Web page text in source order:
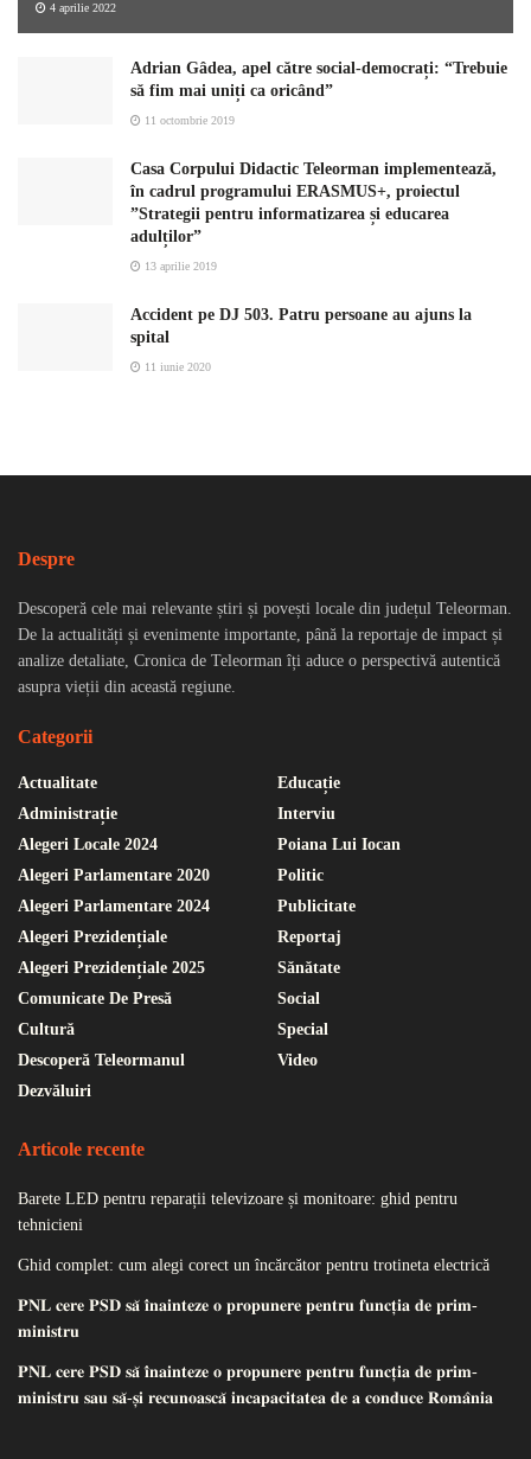
4 aprilie 2022
Adrian Gâdea, apel către social-democrați: “Trebuie
să fim mai uniți ca oricând”
11 octombrie 2019
Casa Corpului Didactic Teleorman implementează,
în cadrul programului ERASMUS+, proiectul
”Strategii pentru informatizarea și educarea
adulților”
13 aprilie 2019
Accident pe DJ 503. Patru persoane au ajuns la
spital
11 iunie 2020
Despre
Descoperă cele mai relevante știri și povești locale din județul Teleorman.
De la actualități și evenimente importante, până la reportaje de impact și
analize detaliate, Cronica de Teleorman îți aduce o perspectivă autentică
asupra vieții din această regiune.
Categorii
Actualitate
Administrație
Alegeri Locale 2024
Alegeri Parlamentare 2020
Alegeri Parlamentare 2024
Alegeri Prezidențiale
Alegeri Prezidențiale 2025
Comunicate De Presă
Cultură
Descoperă Teleormanul
Dezvăluiri
Educație
Interviu
Poiana Lui Iocan
Politic
Publicitate
Reportaj
Sănătate
Social
Special
Video
Articole recente
Barete LED pentru reparații televizoare și monitoare: ghid pentru
tehnicieni
Ghid complet: cum alegi corect un încărcător pentru trotineta electrică
𝐏𝐍𝐋 𝐜𝐞𝐫𝐞 𝐏𝐒𝐃 𝐬𝐚̆ 𝐢̂𝐧𝐚𝐢𝐧𝐭𝐞𝐳𝐞 𝐨 𝐩𝐫𝐨𝐩𝐮𝐧𝐞𝐫𝐞 𝐩𝐞𝐧𝐭𝐫𝐮 𝐟𝐮𝐧𝐜𝐭̦𝐢𝐚 𝐝𝐞 𝐩𝐫𝐢𝐦-
𝐦𝐢𝐧𝐢𝐬𝐭𝐫𝐮
𝐏𝐍𝐋 𝐜𝐞𝐫𝐞 𝐏𝐒𝐃 𝐬𝐚̆ 𝐢̂𝐧𝐚𝐢𝐧𝐭𝐞𝐳𝐞 𝐨 𝐩𝐫𝐨𝐩𝐮𝐧𝐞𝐫𝐞 𝐩𝐞𝐧𝐭𝐫𝐮 𝐟𝐮𝐧𝐜𝐭̦𝐢𝐚 𝐝𝐞 𝐩𝐫𝐢𝐦-
𝐦𝐢𝐧𝐢𝐬𝐭𝐫𝐮 𝐬𝐚𝐮 𝐬𝐚̆-𝐬̦𝐢 𝐫𝐞𝐜𝐮𝐧𝐨𝐚𝐬𝐜𝐚̆ 𝐢𝐧𝐜𝐚𝐩𝐚𝐜𝐢𝐭𝐚𝐭𝐞𝐚 𝐝𝐞 𝐚 𝐜𝐨𝐧𝐝𝐮𝐜𝐞 𝐑𝐨𝐦𝐚̂𝐧𝐢𝐚